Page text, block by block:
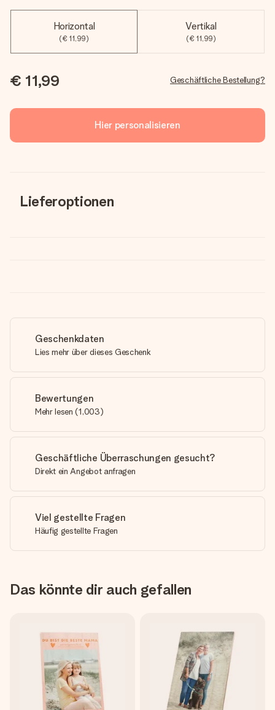
Horizontal
(€ 11,99)
Vertikal
(€ 11,99)
€ 11,99 Geschäftliche Bestellung?
Hier personalisieren
Lieferoptionen
Geschenkdaten
Lies mehr über dieses Geschenk
Bewertungen
Mehr lesen (1,003)
Geschäftliche Überraschungen gesucht?
Direkt ein Angebot anfragen
Viel gestellte Fragen
Häufig gestellte Fragen
Das könnte dir auch gefallen